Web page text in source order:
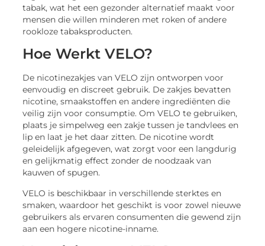
tabak, wat het een gezonder alternatief maakt voor
mensen die willen minderen met roken of andere
rookloze tabaksproducten.
Hoe Werkt VELO?
De nicotinezakjes van VELO zijn ontworpen voor
eenvoudig en discreet gebruik. De zakjes bevatten
nicotine, smaakstoffen en andere ingrediënten die
veilig zijn voor consumptie. Om VELO te gebruiken,
plaats je simpelweg een zakje tussen je tandvlees en
lip en laat je het daar zitten. De nicotine wordt
geleidelijk afgegeven, wat zorgt voor een langdurig
en gelijkmatig effect zonder de noodzaak van
kauwen of spugen.
VELO is beschikbaar in verschillende sterktes en
smaken, waardoor het geschikt is voor zowel nieuwe
gebruikers als ervaren consumenten die gewend zijn
aan een hogere nicotine-inname.